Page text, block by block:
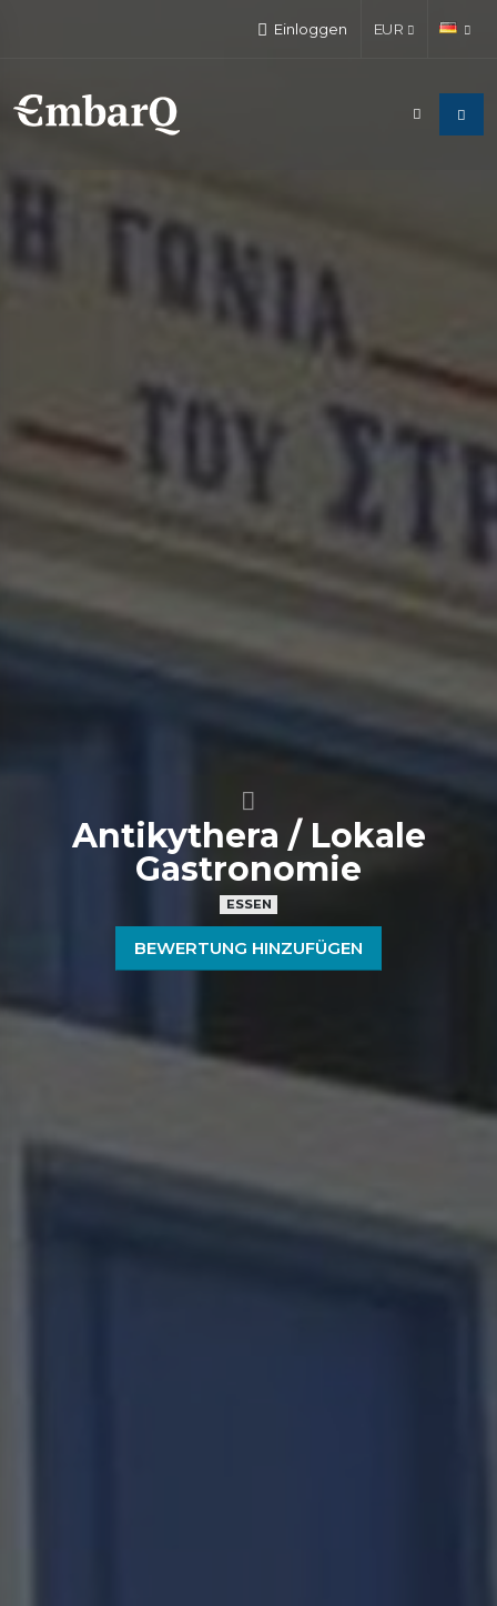
Einloggen EUR
Antikythera / Lokale
Gastronomie
ESSEN
BEWERTUNG HINZUFÜGEN